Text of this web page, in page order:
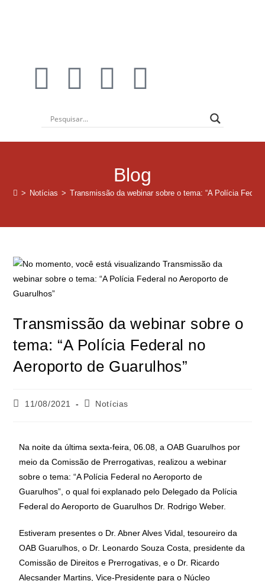
Blog
> Notícias > Transmissão da webinar sobre o tema: “A Polícia
Transmissão da webinar sobre o
tema: “A Polícia Federal no
Aeroporto de Guarulhos”
11/08/2021 Notícias
Na noite da última sexta-feira, 06.08, a OAB Guarulhos por
meio da Comissão de Prerrogativas, realizou a webinar
sobre o tema: “A Polícia Federal no Aeroporto de
Guarulhos”, o qual foi explanado pelo Delegado da Polícia
Federal do Aeroporto de Guarulhos Dr. Rodrigo Weber.
Estiveram presentes o Dr. Abner Alves Vidal, tesoureiro da
OAB Guarulhos, o Dr. Leonardo Souza Costa, presidente da
Comissão de Direitos e Prerrogativas, e o Dr. Ricardo
Alecsander Martins, Vice-Presidente para o Núcleo